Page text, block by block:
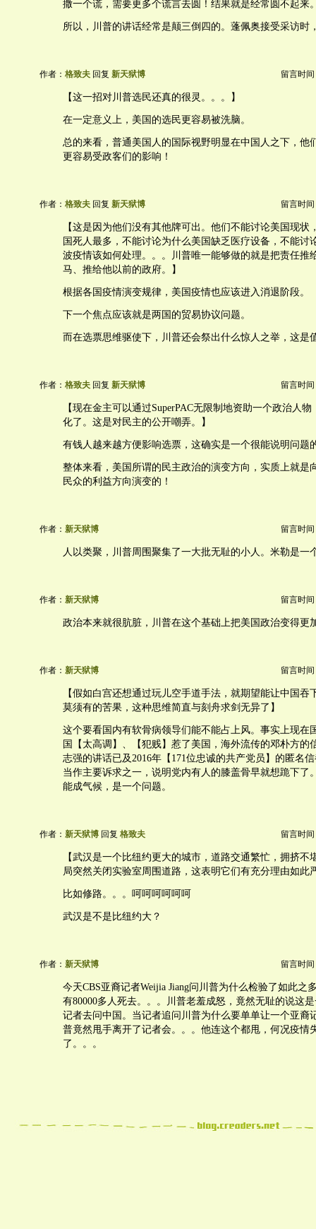
撒一个谎，需要更多个谎言去圆！结果就是经常圆不起来
所以，川普的讲话经常是颠三倒四的。蓬佩奥接受采访时
作者： 格致夫 回复 新天狱博 留言时间
【这一招对川普选民还真的很灵。。。】
在一定意义上，美国的选民更容易被洗脑。
总的来看，普通美国人的国际视野明显在中国人之下，他
更容易受政客们的影响！
作者： 格致夫 回复 新天狱博 留言时间
【这是因为他们没有其他牌可出。他们不能讨论美国现状
国死人最多，不能讨论为什么美国缺乏医疗设备，不能讨
波疫情该如何处理。。。川普唯一能够做的就是把责任推
马、推给他以前的政府。】
根据各国疫情演变规律，美国疫情也应该进入消退阶段。
下一个焦点应该就是两国的贸易协议问题。
而在选票思维驱使下，川普还会祭出什么惊人之举，这是
作者： 格致夫 回复 新天狱博 留言时间
【现在金主可以通过SuperPAC无限制地资助一个政治人
化了。这是对民主的公开嘲弄。】
有钱人越来越方便影响选票，这确实是一个很能说明问题
整体来看，美国所谓的民主政治的演变方向，实质上就是
民众的利益方向演变的！
作者： 新天狱博 留言时间
人以类聚，川普周围聚集了一大批无耻的小人。米勒是一
作者： 新天狱博 留言时间
政治本来就很肮脏，川普在这个基础上把美国政治变得更
作者： 新天狱博 留言时间
【假如白宫还想通过玩儿空手道手法，就期望能让中国吞
莫须有的苦果，这种思维简直与刻舟求剑无异了】
这个要看国内有软骨病领导们能不能占上风。事实上现在
国【太高调】、【犯贱】惹了美国，海外流传的邓朴方的
志强的讲话已及2016年【171位忠诚的共产党员】的匿名
当作主要诉求之一，说明党内有人的膝盖骨早就想跪下了
能成气候，是一个问题。
作者： 新天狱博 回复 格致夫 留言时间
【武汉是一个比纽约更大的城市，道路交通繁忙，拥挤不
局突然关闭实验室周围道路，这表明它们有充分理由如此
比如修路。。。呵呵呵呵呵呵
武汉是不是比纽约大？
作者： 新天狱博 留言时间
今天CBS亚裔记者Weijia Jiang问川普为什么检验了如此之
有80000多人死去。。。川普老羞成怒，竟然无耻的说这
记者去问中国。当记者追问川普为什么要单单让一个亚裔
普竟然甩手离开了记者会。。。他连这个都甩，何况疫情
了。。。